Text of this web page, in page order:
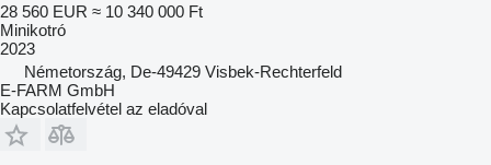
28 560 EUR ≈ 10 340 000 Ft
Minikotró
2023
Németország, De-49429 Visbek-Rechterfeld
E-FARM GmbH
Kapcsolatfelvétel az eladóval